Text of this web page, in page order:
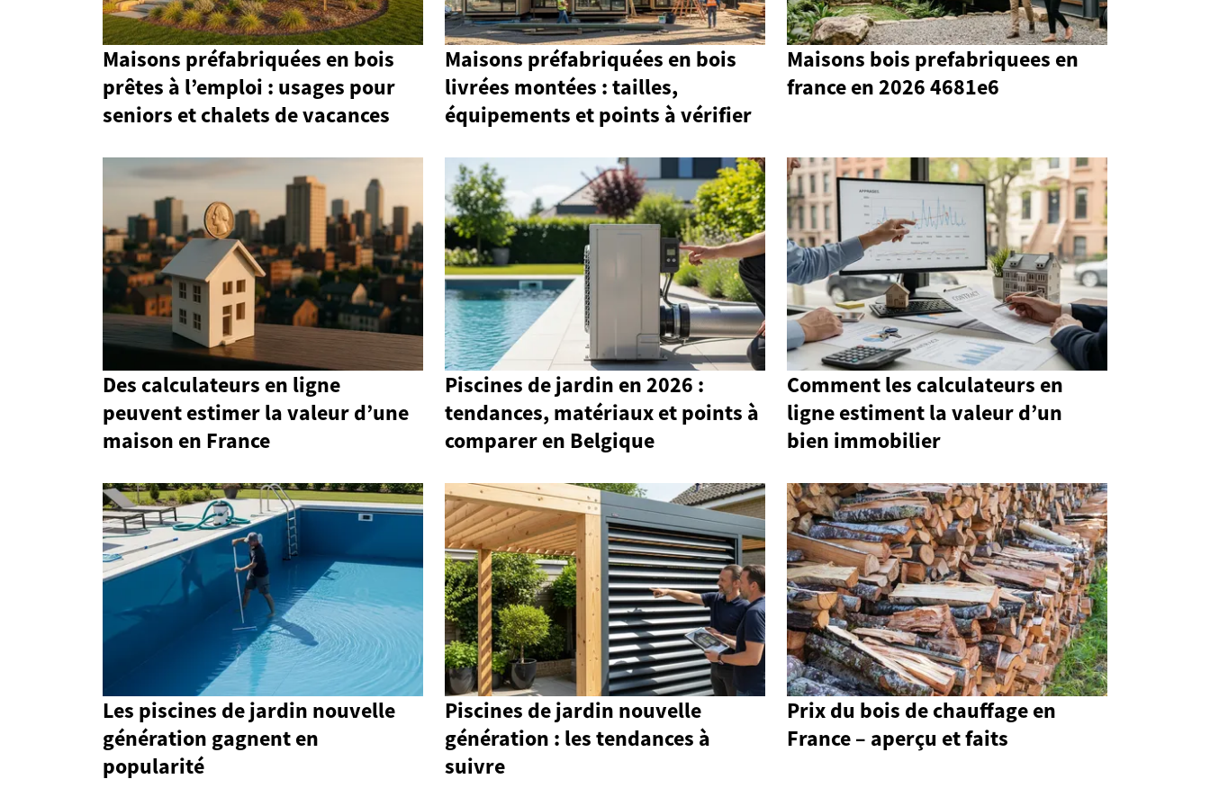
Maisons préfabriquées en bois
prêtes à l’emploi : usages pour
seniors et chalets de vacances
Maisons préfabriquées en bois
livrées montées : tailles,
équipements et points à vérifier
Maisons bois prefabriquees en
france en 2026 4681e6
Des calculateurs en ligne
peuvent estimer la valeur d’une
maison en France
Piscines de jardin en 2026 :
tendances, matériaux et points à
comparer en Belgique
Comment les calculateurs en
ligne estiment la valeur d’un
bien immobilier
Les piscines de jardin nouvelle
génération gagnent en
popularité
Piscines de jardin nouvelle
génération : les tendances à
suivre
Prix du bois de chauffage en
France – aperçu et faits